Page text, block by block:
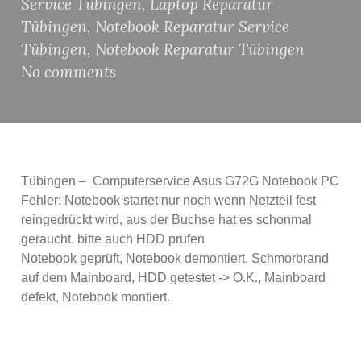
Service Tübingen, Laptop Reparatur
Tübingen, Notebook Reparatur Service
Tübingen, Notebook Reparatur Tübingen
No comments
Tübingen – Computerservice Asus G72G Notebook PC
Fehler: Notebook startet nur noch wenn Netzteil fest
reingedrückt wird, aus der Buchse hat es schonmal
geraucht, bitte auch HDD prüfen
Notebook geprüft, Notebook demontiert, Schmorbrand
auf dem Mainboard, HDD getestet -> O.K., Mainboard
defekt, Notebook montiert.